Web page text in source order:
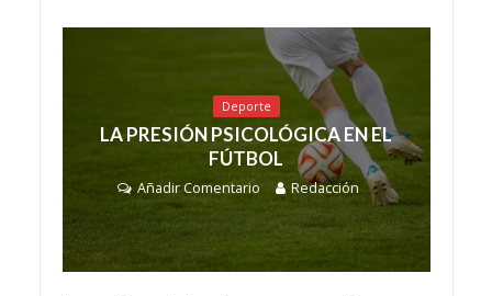
Deporte
LA PRESIÓN PSICOLÓGICA EN EL
FÚTBOL
Añadir Comentario Redacción